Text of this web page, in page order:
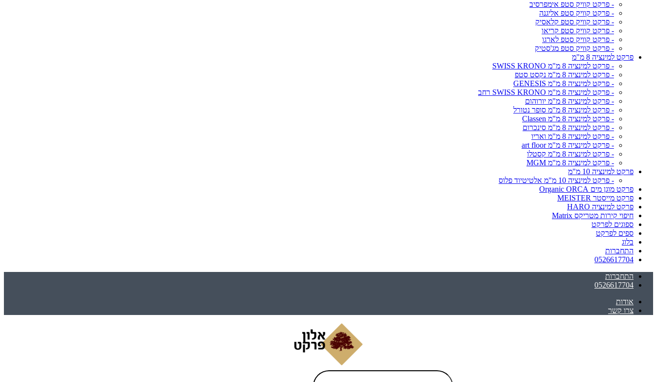
- פרקט קוויק סטפ אימפרסיב
- פרקט קוויק סטפ אליגנה
- פרקט קוויק סטפ קלאסיק
- פרקט קוויק סטפ קריאו
- פרקט קוויק סטפ לארגו
- פרקט קוויק סטפ מג'סטיק
פרקט למינציה 8 מ"מ
- פרקט למינציה 8 מ"מ SWISS KRONO
- פרקט למינציה 8 מ"מ נקסט סטפ
- פרקט למינציה 8 מ"מ GENESIS
- פרקט למינציה 8 מ"מ SWISS KRONO רחב
- פרקט למינציה 8 מ"מ יורוהום
- פרקט למינציה 8 מ"מ סופר נטורל
- פרקט למינציה 8 מ"מ Classen
- פרקט למינציה 8 מ"מ סינכרום
- פרקט למינציה 8 מ"מ ואריו
- פרקט למינציה 8 מ"מ art floor
- פרקט למינציה 8 מ"מ קסטלו
- פרקט למינציה 8 מ"מ MGM
פרקט למינציה 10 מ"מ
- פרקט למינציה 10 מ"מ אלטיטיוד פלוס
פרקט מוגן מים Organic ORCA
פרקט מייסטר MEISTER
פרקט למינציה HARO
חיפוי קירות מטריקס Matrix
ספוגים לפרקט
ספים לפרקט
בלוג
התחברות
0526617704
התחברות
0526617704
אודות
צרו קשר